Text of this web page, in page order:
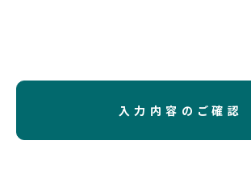
入力内容のご確認